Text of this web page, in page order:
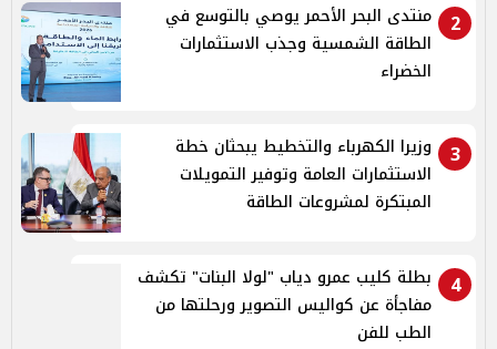
2
منتدى البحر الأحمر يوصي بالتوسع في
الطاقة الشمسية وجذب الاستثمارات
الخضراء
3
وزيرا الكهرباء والتخطيط يبحثان خطة
الاستثمارات العامة وتوفير التمويلات
المبتكرة لمشروعات الطاقة
4
بطلة كليب عمرو دياب "لولا البنات" تكشف
مفاجأة عن كواليس التصوير ورحلتها من
الطب للفن